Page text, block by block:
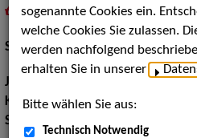
inMeine Merklistelegen
Schauspiel:Bühne, Film und TV
Jahrgang:
Körpergröße:170 cm
Sprachen:
sogenannte Cookies ein.
welche Cookies Sie zulassen.
werden nachfolgend
erhalten Sie in unserer
Bitte wählen Sie aus:
Technisch Notwendig